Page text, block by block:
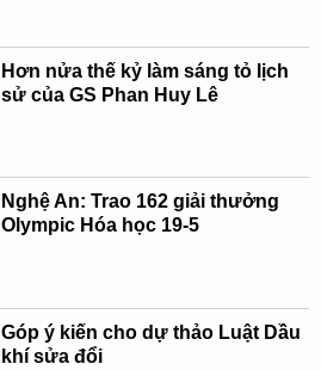
Hơn nửa thế kỷ làm sáng tỏ lịch
sử của GS Phan Huy Lê
Nghệ An: Trao 162 giải thưởng
Olympic Hóa học 19-5
Góp ý kiến cho dự thảo Luật Dầu
khí sửa đổi